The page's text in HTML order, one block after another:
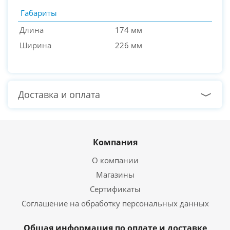
Габариты
Длина
174 мм
Ширина
226 мм
Доставка и оплата
Компания
О компании
Магазины
Сертификаты
Соглашение на обработку персональных данных